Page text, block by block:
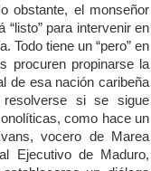
obstante, el monseñor
para intervenir en
Todo tiene un “pero” en
procuren propinarse la
de esa nación caribeña
si se sigue
como hace un
vocero de Marea
Ejecutivo de Maduro,